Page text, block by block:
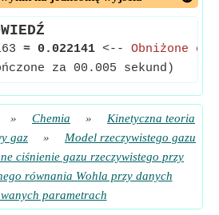
≈ 0.022141 <-- Obniżone
za 00.005 sekund)
» Chemia »
Kinetyczna teoria
gaz »
Model rzeczywistego gazu
ciśnienie gazu rzeczywistego przy
równania Wohla przy danych
parametrach